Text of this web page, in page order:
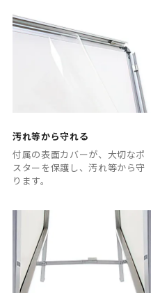
汚れ等から守れる
付属の表面カバーが、大切なポ
スターを保護し、汚れ等から守
ります。